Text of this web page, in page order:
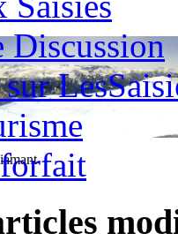
Discussion